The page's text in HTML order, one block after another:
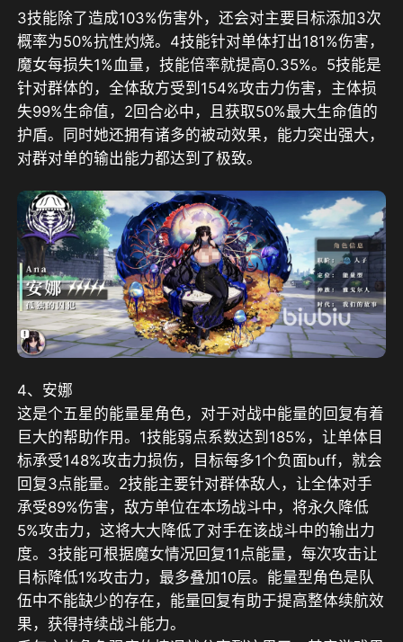
3技能除了造成103%伤害外，还会对主要目标添加3次
概率为50%抗性灼烧。4技能针对单体打出181%伤害，
魔女每损失1%血量，技能倍率就提高0.35%。5技能是
针对群体的，全体敌方受到154%攻击力伤害，主体损
失99%生命值，2回合必中，且获取50%最大生命值的
护盾。同时她还拥有诸多的被动效果，能力突出强大，
对群对单的输出能力都达到了极致。
4、安娜
这是个五星的能量星角色，对于对战中能量的回复有着
巨大的帮助作用。1技能弱点系数达到185%，让单体目
标承受148%攻击力损伤，目标每多1个负面buff，就会
回复3点能量。2技能主要针对群体敌人，让全体对手
承受89%伤害，敌方单位在本场战斗中，将永久降低
5%攻击力，这将大大降低了对手在该战斗中的输出力
度。3技能可根据魔女情况回复11点能量，每次攻击让
目标降低1%攻击力，最多叠加10层。能量型角色是队
伍中不能缺少的存在，能量回复有助于提高整体续航效
果，获得持续战斗能力。